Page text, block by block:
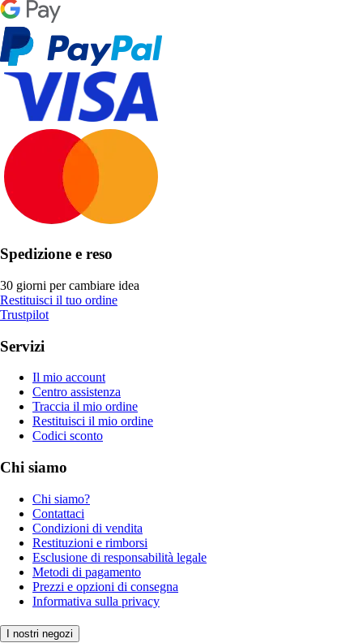
Spedizione e reso
30 giorni per cambiare idea
Restituisci il tuo ordine
Trustpilot
Servizi
Il mio account
Centro assistenza
Traccia il mio ordine
Restituisci il mio ordine
Codici sconto
Chi siamo
Chi siamo?
Contattaci
Condizioni di vendita
Restituzioni e rimborsi
Esclusione di responsabilità legale
Metodi di pagamento
Prezzi e opzioni di consegna
Informativa sulla privacy
I nostri negozi